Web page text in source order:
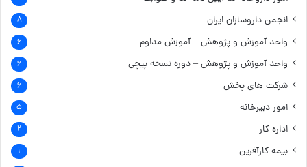
انجمن داروسازان ایران ۸
واحد آموزش و پژوهش – آموزش مداوم ۶
واحد آموزش و پژوهش – دوره نسخه پیچی ۶
شرکت های پخش ۶
امور دبیرخانه ۵
اداره کار ۲
بیمه کارآفرین ۱